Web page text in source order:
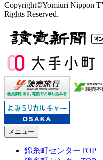
Copyright©Yomiuri Nippon
Rights Reserved.
メニュー
錦糸町センターTOP